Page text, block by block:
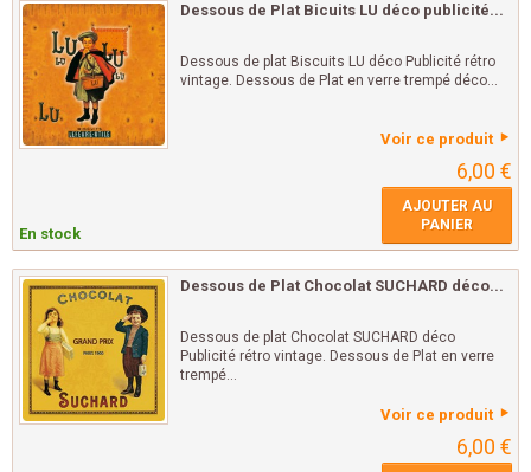
Dessous de Plat Bicuits LU déco publicité...
Dessous de plat Biscuits LU déco Publicité rétro
vintage. Dessous de Plat en verre trempé déco...
Voir ce produit
6,00 €
En stock
AJOUTER AU
PANIER
Dessous de Plat Chocolat SUCHARD déco...
Dessous de plat Chocolat SUCHARD déco
Publicité rétro vintage. Dessous de Plat en verre
trempé...
Voir ce produit
6,00 €